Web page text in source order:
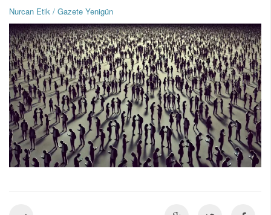
Nurcan Etik / Gazete Yenigün